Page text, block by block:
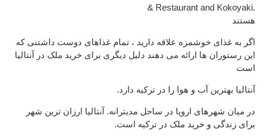
& Restaurant and Kokoyaki.
هستند
اگر به غذای خوشمزه علاقه دارید ، تمام غذاهای دوست داشتنی که
این رستوران ها ارائه می دهند دلیل دیگری برای خرید ملک در آنتالیا
است
آنتالیا بهترین آب و هوا را در ترکیه دارد.
در میان شهرهای اروپا در ساحل مدیترانه. آنتالیا ارزان ترین شهر
برای زندگی و خرید ملک در ترکیه است.